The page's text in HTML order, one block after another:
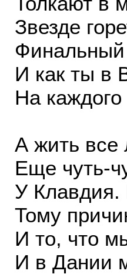
Звезде
И как ты в
На
А жить все
Еще чуть-
У
Тому
И то, что
И в Дании